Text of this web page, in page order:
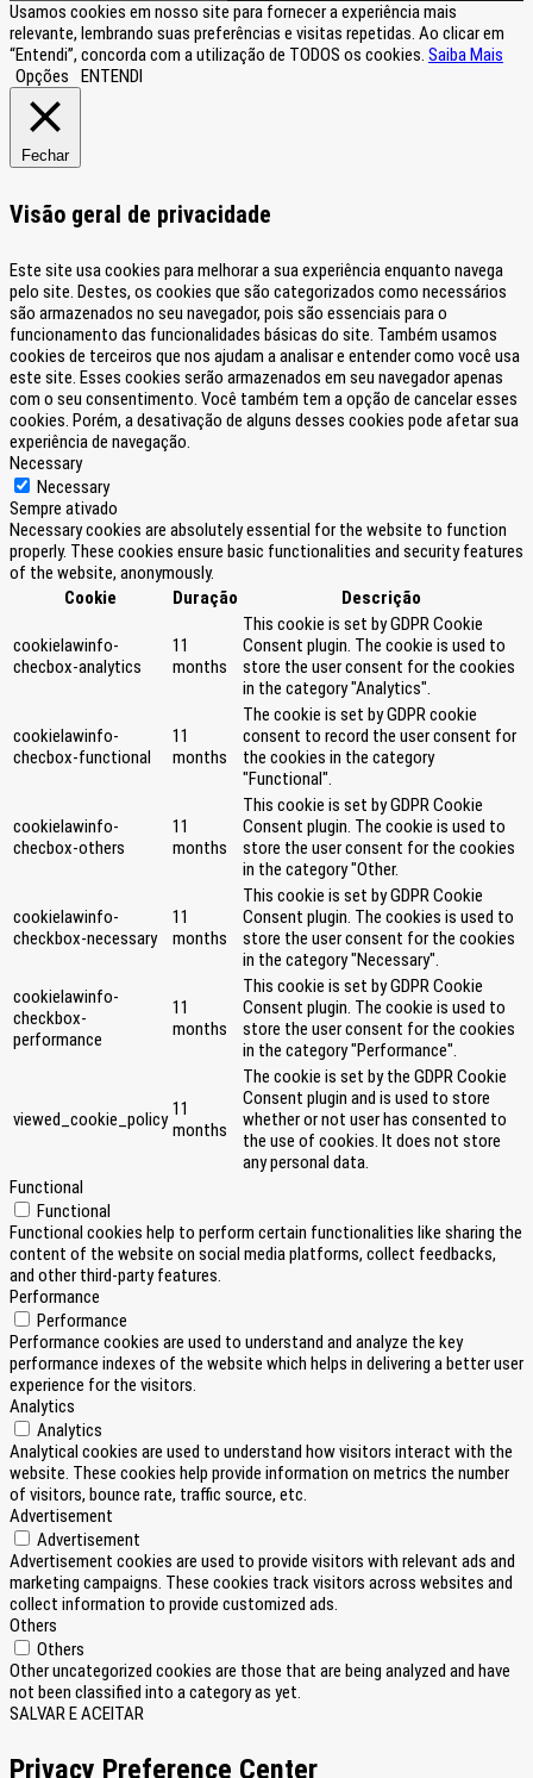
Usamos cookies em nosso site para fornecer a experiência mais
relevante, lembrando suas preferências e visitas repetidas. Ao clicar em
“Entendi”, concorda com a utilização de TODOS os cookies. Saiba Mais
Opções
ENTENDI
Fechar
Visão geral de privacidade
Este site usa cookies para melhorar a sua experiência enquanto navega
pelo site. Destes, os cookies que são categorizados como necessários
são armazenados no seu navegador, pois são essenciais para o
funcionamento das funcionalidades básicas do site. Também usamos
cookies de terceiros que nos ajudam a analisar e entender como você usa
este site. Esses cookies serão armazenados em seu navegador apenas
com o seu consentimento. Você também tem a opção de cancelar esses
cookies. Porém, a desativação de alguns desses cookies pode afetar sua
experiência de navegação.
Necessary
Necessary
Sempre ativado
Necessary cookies are absolutely essential for the website to function
properly. These cookies ensure basic functionalities and security features
of the website, anonymously.
Cookie
Duração Descrição
cookielawinfo-
checbox-analytics
11
months
This cookie is set by GDPR Cookie
Consent plugin. The cookie is used to
store the user consent for the cookies
in the category "Analytics".
cookielawinfo-
checbox-functional
11
months
The cookie is set by GDPR cookie
consent to record the user consent for
the cookies in the category
"Functional".
cookielawinfo-
checbox-others
11
months
This cookie is set by GDPR Cookie
Consent plugin. The cookie is used to
store the user consent for the cookies
in the category "Other.
cookielawinfo-
checkbox-necessary
11
months
This cookie is set by GDPR Cookie
Consent plugin. The cookies is used to
store the user consent for the cookies
in the category "Necessary".
cookielawinfo-
checkbox-
performance
11
months
This cookie is set by GDPR Cookie
Consent plugin. The cookie is used to
store the user consent for the cookies
in the category "Performance".
viewed_cookie_policy 11
months
The cookie is set by the GDPR Cookie
Consent plugin and is used to store
whether or not user has consented to
the use of cookies. It does not store
any personal data.
Functional
Functional
Functional cookies help to perform certain functionalities like sharing the
content of the website on social media platforms, collect feedbacks,
and other third-party features.
Performance
Performance
Performance cookies are used to understand and analyze the key
performance indexes of the website which helps in delivering a better user
experience for the visitors.
Analytics
Analytics
Analytical cookies are used to understand how visitors interact with the
website. These cookies help provide information on metrics the number
of visitors, bounce rate, traffic source, etc.
Advertisement
Advertisement
Advertisement cookies are used to provide visitors with relevant ads and
marketing campaigns. These cookies track visitors across websites and
collect information to provide customized ads.
Others
Others
Other uncategorized cookies are those that are being analyzed and have
not been classified into a category as yet.
SALVAR E ACEITAR
Privacy Preference Center